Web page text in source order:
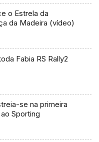
o Estrela da
da Madeira (vídeo)
Fabia RS Rally2
se na primeira
Sporting